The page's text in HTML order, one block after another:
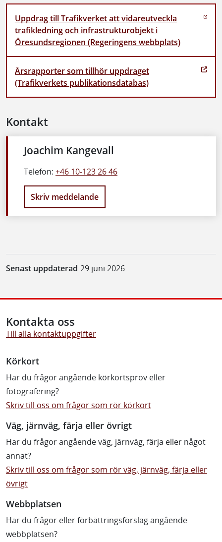
Uppdrag till Trafikverket att vidareutveckla
trafikledning och infrastrukturobjekt i
Öresundsregionen (Regeringens webbplats)
Årsrapporter som tillhör uppdraget
(Trafikverkets publikationsdatabas)
Kontakt
Joachim Kangevall
Telefon: +46 10-123 26 46
Skriv meddelande
Senast uppdaterad 29 juni 2026
Kontakta oss
Till alla kontaktuppgifter
Körkort
Har du frågor angående körkortsprov eller
fotografering?
Skriv till oss om frågor som rör körkort
Väg, järnväg, färja eller övrigt
Har du frågor angående väg, järnväg, färja eller något
annat?
Skriv till oss om frågor som rör väg, järnväg, färja eller
övrigt
Webbplatsen
Har du frågor eller förbättringsförslag angående
webbplatsen?